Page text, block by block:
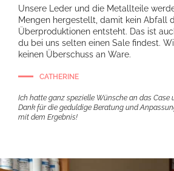
Unsere Leder und die Metallteile
Mengen hergestellt, damit kein Abfall
Überproduktionen entsteht. Das ist
du bei uns selten einen Sale findest.
keinen Überschuss an Ware.
CATHERINE
Ich hatte ganz spezielle Wünsche an das Case
Dank für die geduldige Beratung und
mit dem Ergebnis!